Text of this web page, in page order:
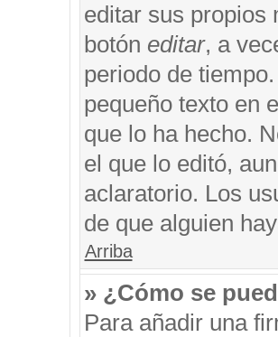
editar sus propios
botón editar, a
periodo de
pequeño texto en
que lo ha hecho.
el que lo editó,
aclaratorio. Los
de que alguien
Arriba
» ¿Cómo se
Para añadir una